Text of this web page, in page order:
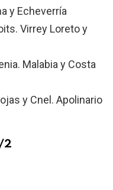
y Echeverría
Virrey Loreto y
Malabia y Costa
y Cnel. Apolinario
2